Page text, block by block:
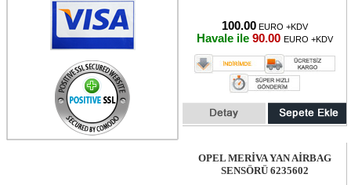
100.00 EURO +KDV
Havale ile 90.00 EURO +KDV
OPEL MERİVA YAN AİRBAG
SENSÖRÜ 6235602